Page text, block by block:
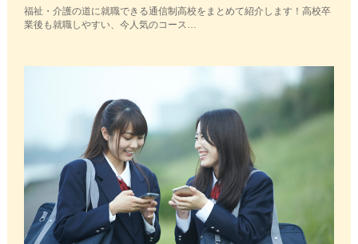
福祉・介護の道に就職できる通信制高校をまとめて紹介します！高校卒
業後も就職しやすい、今人気のコース…